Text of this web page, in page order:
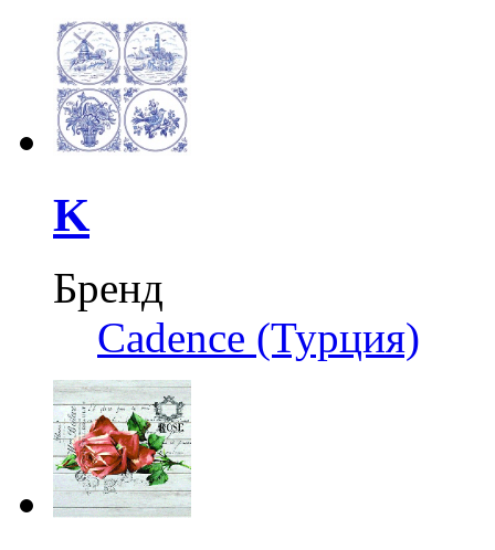
K
Бренд
Cadence (Турция)